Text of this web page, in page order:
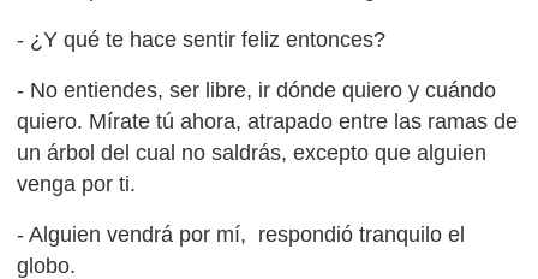
- ¿Y qué te hace sentir feliz entonces?
- No entiendes, ser libre, ir dónde quiero y cuándo
quiero. Mírate tú ahora, atrapado entre las ramas de
un árbol del cual no saldrás, excepto que alguien
venga por ti.
- Alguien vendrá por mí, respondió tranquilo el
globo.